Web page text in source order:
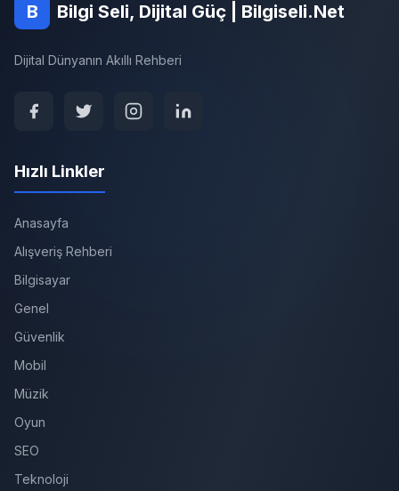
B Bilgi Seli, Dijital Güç | Bilgiseli.Net
Dijital Dünyanın Akıllı Rehberi
Hızlı Linkler
Anasayfa
Alışveriş Rehberi
Bilgisayar
Genel
Güvenlik
Mobil
Müzik
Oyun
SEO
Teknoloji